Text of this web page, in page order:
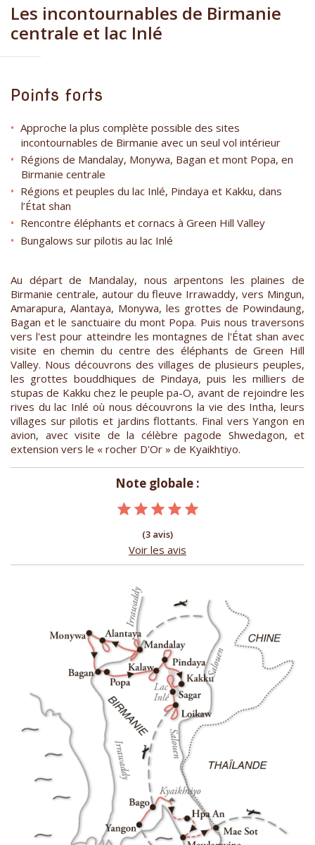
Les incontournables de Birmanie
centrale et lac Inlé
Points forts
Approche la plus complète possible des sites
incontournables de Birmanie avec un seul vol intérieur
Régions de Mandalay, Monywa, Bagan et mont Popa, en
Birmanie centrale
Régions et peuples du lac Inlé, Pindaya et Kakku, dans
l’État shan
Rencontre éléphants et cornacs à Green Hill Valley
Bungalows sur pilotis au lac Inlé
Au départ de Mandalay, nous arpentons les plaines de
Birmanie centrale, autour du fleuve Irrawaddy, vers Mingun,
Amarapura, Alantaya, Monywa, les grottes de Powindaung,
Bagan et le sanctuaire du mont Popa. Puis nous traversons
vers l'est pour atteindre les montagnes de l'État shan avec
visite en chemin du centre des éléphants de Green Hill
Valley. Nous découvrons des villages de plusieurs peuples,
les grottes bouddhiques de Pindaya, puis les milliers de
stupas de Kakku chez le peuple pa-O, avant de rejoindre les
rives du lac Inlé où nous découvrons la vie des Intha, leurs
villages sur pilotis et jardins flottants. Final vers Yangon en
avion, avec visite de la célèbre pagode Shwedagon, et
extension vers le « rocher D'Or » de Kyaikhtiyo.
Note globale :
(3 avis)
Voir les avis